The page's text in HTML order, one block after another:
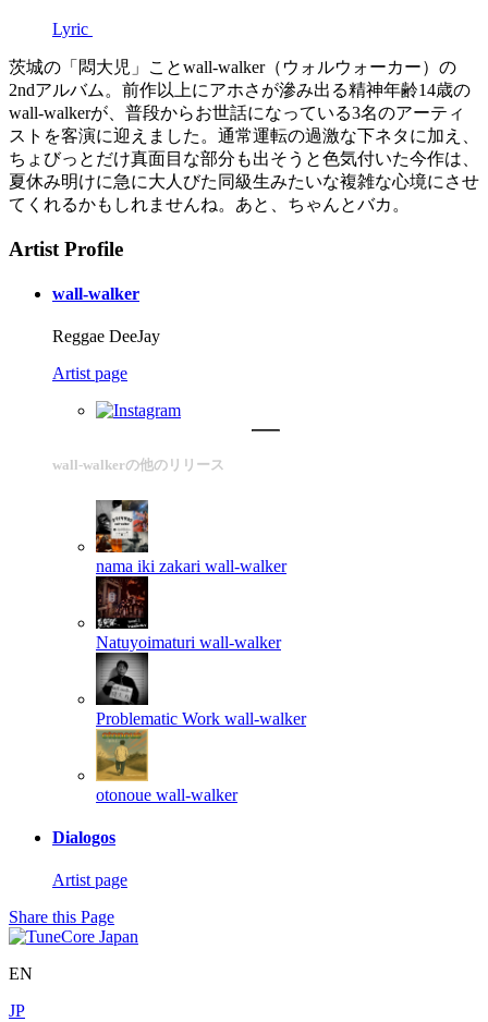
Lyric
茨城の「悶大児」ことwall-walker（ウォルウォーカー）の
2ndアルバム。前作以上にアホさが滲み出る精神年齢14歳の
wall-walkerが、普段からお世話になっている3名のアーティ
ストを客演に迎えました。通常運転の過激な下ネタに加え、
ちょびっとだけ真面目な部分も出そうと色気付いた今作は、
夏休み明けに急に大人びた同級生みたいな複雑な心境にさせ
てくれるかもしれませんね。あと、ちゃんとバカ。
Artist Profile
wall-walker
Reggae DeeJay
Artist page
wall-walkerの他のリリース
nama iki zakari wall-walker
Natuyoimaturi wall-walker
Problematic Work wall-walker
otonoue wall-walker
Dialogos
Artist page
Share this Page
EN
JP